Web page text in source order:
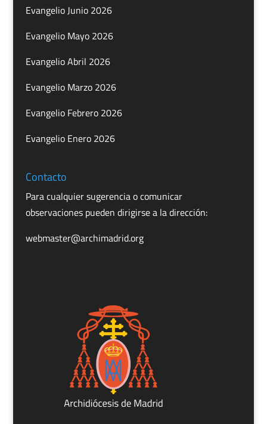
Evangelio Junio 2026
Evangelio Mayo 2026
Evangelio Abril 2026
Evangelio Marzo 2026
Evangelio Febrero 2026
Evangelio Enero 2026
Contacto
Para cualquier sugerencia o comunicar
observaciones pueden dirigirse a la dirección:
webmaster@archimadrid.org